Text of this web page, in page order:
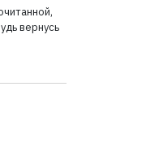
вернусь